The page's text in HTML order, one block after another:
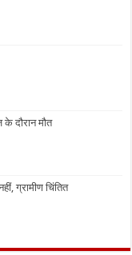
दौरान मौत
ग्रामीण चिंतित